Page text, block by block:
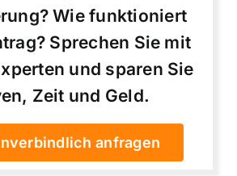
Wie funktioniert
Sprechen Sie mit
und sparen Sie
Zeit und Geld.
anfragen